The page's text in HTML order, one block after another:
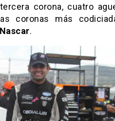
corona, cuatro
coronas más
Nascar.